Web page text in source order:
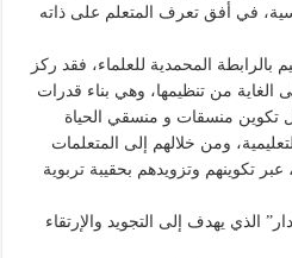
في أفق تعرف المتعلم على ذاته
بالرابطة المحمدية للعلماء، فقد ركز
الغاية من تنظيمها، وهي بناء قدرات
تكوين منسقات و منسقي الحياة
ومن خلالهم إلى المتعلمات
تكوينهم وتزويدهم بحقيبة تربوية
الذي يهدف إلى التجويد والإرتقاء